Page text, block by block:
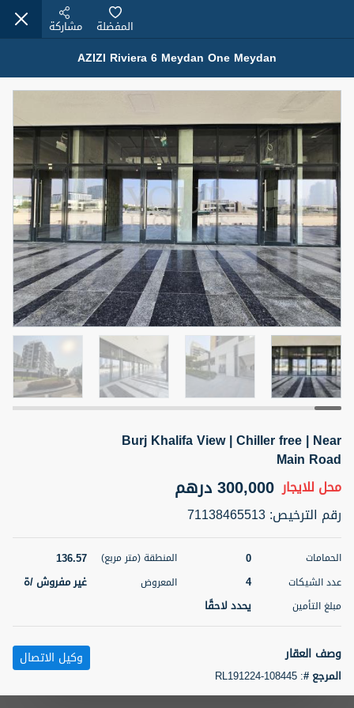
عقارات للإيجار (13751)
Modern Renovated Unit Near Marina Metro Station
شقةللإيجار 95,000 درهم
3
سرير
1
حمام
1
المنطقة (متر
مربع)
70.03
المعروض
غير مفروش /ة
الشيكات
1
اسم الوسيط
NILOOFAR ABBAS VAKIL
رقم الوسيط
أتصل الأن
5 أشهر +
ELBRUS TOWER UNIT 2701 ON RENT
شقة للإيجار
سرير
1
71.39
الشيكات
اسم الوسيط
ABDEMANAF EQBALBHAI KHANBHAI
KHANBHAI EQBALBHAI SIRAJUDDIN
أتصل
الأن
5 أشهر +
AZIZI Riviera 6 Meydan One Meydan
المفضلة مشاركة
Burj Khalifa View | Chiller free | Near
Main Road
محل للايجار 300,000 درهم
رقم الترخيص:
71138465513
الحمامات 0 المنطقة (متر مربع) 136.57
عدد الشيكات 4 المعروض غير مفروش /ة
مبلغ التأمين يحدد لاحقًا
وصف العقار
المرجع #:
RL191224-108445
وكيل الاتصال تصفية خريطة